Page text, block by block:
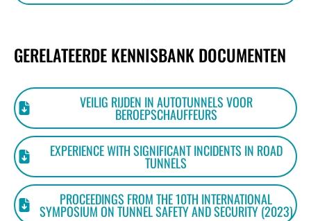
GERELATEERDE KENNISBANK DOCUMENTEN
VEILIG RIJDEN IN AUTOTUNNELS VOOR
BEROEPSCHAUFFEURS
EXPERIENCE WITH SIGNIFICANT INCIDENTS IN ROAD
TUNNELS
PROCEEDINGS FROM THE 10TH INTERNATIONAL
SYMPOSIUM ON TUNNEL SAFETY AND SECURITY (2023)